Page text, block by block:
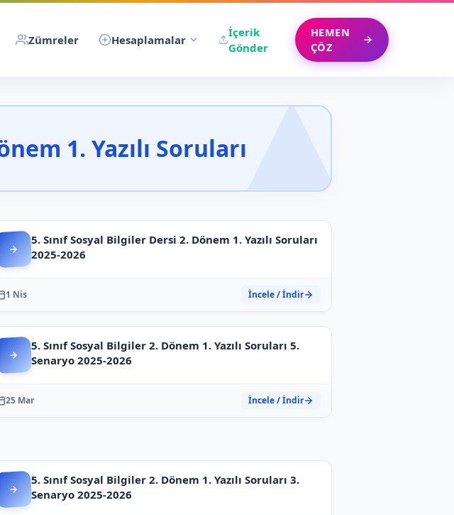
Zümreler Hesaplamalar
İçerik
Gönder
HEMEN
ÇÖZ
1. Yazılı Soruları
5. Sınıf Sosyal Bilgiler Dersi 2. Dönem 1. Yazılı Soruları
2025-2026
1 Nis İncele / İndir
5. Sınıf Sosyal Bilgiler 2. Dönem 1. Yazılı Soruları 5.
Senaryo 2025-2026
25 Mar İncele / İndir
5. Sınıf Sosyal Bilgiler 2. Dönem 1. Yazılı Soruları 3.
Senaryo 2025-2026